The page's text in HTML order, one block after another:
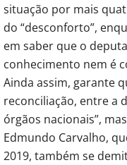
situação por mais
do “desconforto”,
em saber que o
conhecimento nem é
Ainda assim, garante
reconciliação, entre a
órgãos nacionais”,
Edmundo Carvalho,
2019, também se